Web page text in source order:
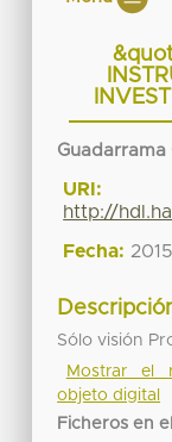
Guadarrama
URI:
http://
Fecha: 2015
Sólo visión
Mostrar el
objeto digital
Ficheros en